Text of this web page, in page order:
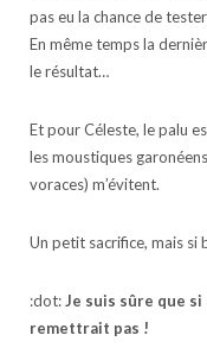
pas eu la chance de
En même temps la
le résultat…
Et pour Céleste, le palu
les moustiques
voraces) m’évitent.
Un petit sacrifice, mais si
:dot:Je suis sûre que
remettrait pas !